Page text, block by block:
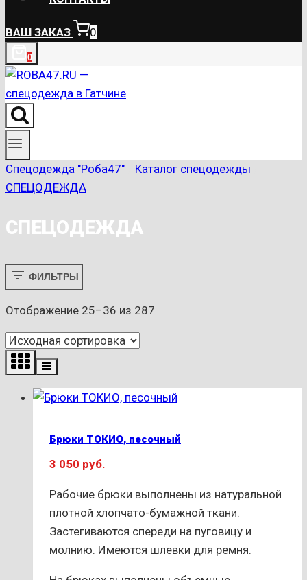
ВАШ ЗАКАЗ 0
0
Спецодежда "Роба47" Каталог спецодежды
СПЕЦОДЕЖДА
СПЕЦОДЕЖДА
ФИЛЬТРЫ
Отображение 25–36 из 287
Брюки ТОКИО, песочный
3 050 руб.
Рабочие брюки выполнены из натуральной
плотной хлопчато-бумажной ткани.
Застегиваются спереди на пуговицу и
молнию. Имеются шлевки для ремня.